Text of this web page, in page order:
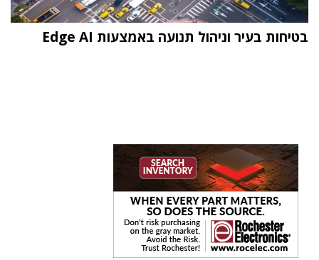
בטיחות בעיר וניהול תנועה באמצעות Edge AI